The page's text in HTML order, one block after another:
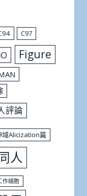
C97
Figure
評論
域Alicization篇
人
作細胞